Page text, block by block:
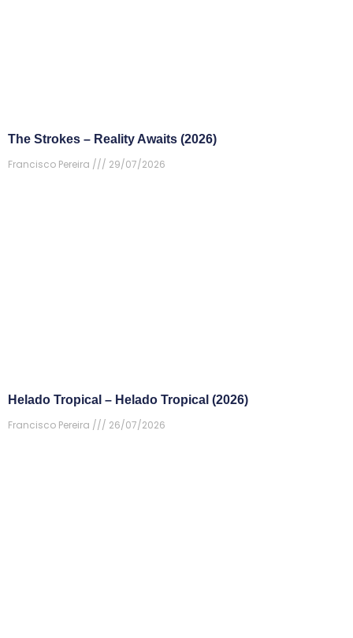
The Strokes – Reality Awaits (2026)
Francisco Pereira
29/07/2026
Helado Tropical – Helado Tropical (2026)
Francisco Pereira
26/07/2026